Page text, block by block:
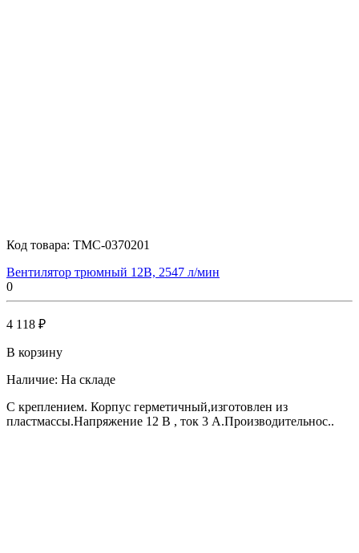
Код товара: TMC-0370201
Вентилятор трюмный 12В, 2547 л/мин
0
4 118 ₽
В корзину
Наличие: На складе
С креплением. Корпус герметичный,изготовлен из
пластмассы.Напряжение 12 В , ток 3 А.Производительнос..